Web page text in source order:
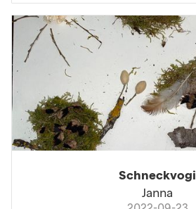
Schneckvogi
Janna